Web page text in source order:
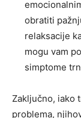
obratiti
relaksacije
mogu vam
simptome
Zaključno, iako
problema,